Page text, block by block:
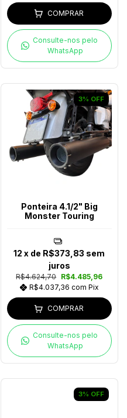
COMPRAR
Consulte-nos pelo
WhatsApp
3% OFF
Ponteira 4.1/2" Big
Monster Touring
R$4.624,70 R$4.485,96
R$4.037,36 com Pix
12 x de R$373,83 sem
juros
COMPRAR
Consulte-nos pelo
WhatsApp
3% OFF